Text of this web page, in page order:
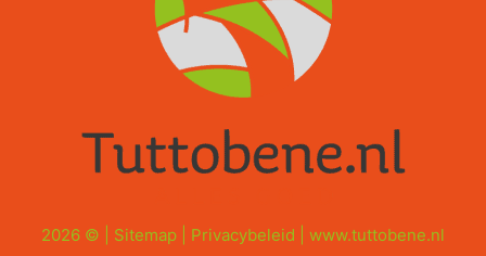
2026 © | Sitemap Privacybeleid www.tuttobene.nl